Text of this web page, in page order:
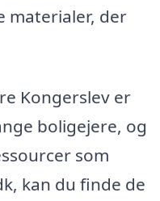
materialer, der
Kongerslev er
boligejere, og
som
kan du finde de